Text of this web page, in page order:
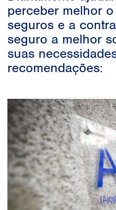
perceber melhor
seguros e a
seguro a melhor
suas
recomendações: